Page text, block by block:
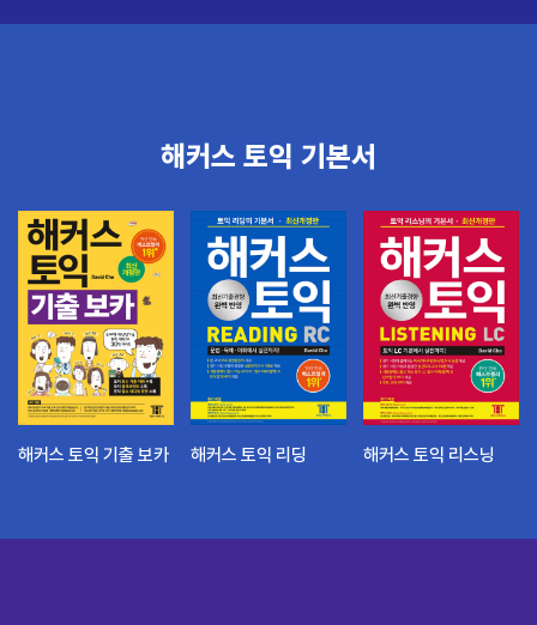
해커스 토익 기본서
해커스 토익 기출 보카 해커스 토익 리딩 해커스 토익 리스닝